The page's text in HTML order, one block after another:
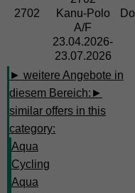
2702
Kanu-Polo
A/F
23.04.2026-
23.07.2026
Do
► weitere Angebote in
diesem Bereich: ►
similar offers in this
category:
Aqua
Cycling
Aqua